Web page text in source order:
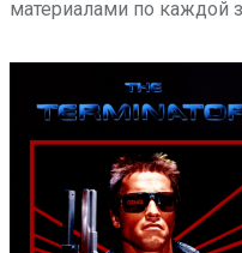
материалами по каждой